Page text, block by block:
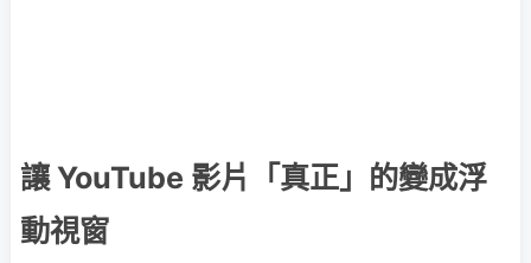
讓 YouTube 影片「真正」的變成浮
動視窗